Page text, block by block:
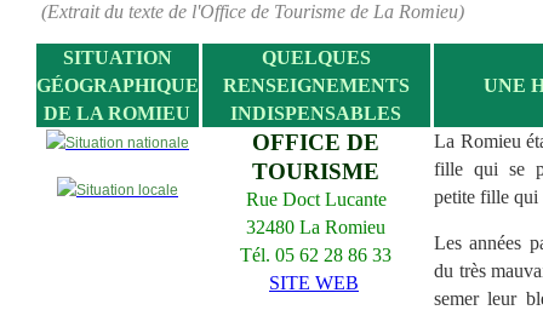
(Extrait du texte de l'Office de Tourisme de La Romieu)
SITUATION
GÉOGRAPHIQUE
DE LA ROMIEU
QUELQUES
RENSEIGNEMENTS
INDISPENSABLES
UNE
OFFICE DE
TOURISME
Rue Doct Lucante
32480 La Romieu
Tél. 05 62 28 86 33
SITE WEB
La Romieu
fille qui se
petite fille qui
Les années
du très
semer leur